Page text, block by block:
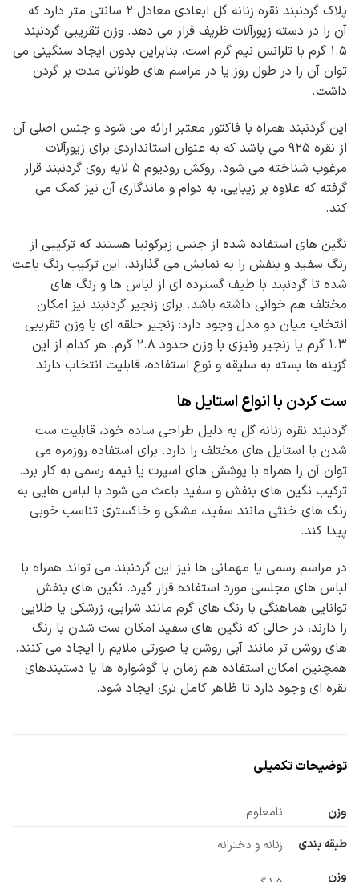
پلاک گردنبند نقره زنانه گل ابعادی معادل ۲ سانتی متر دارد که
آن را در دسته زیورآلات ظریف قرار می دهد. وزن تقریبی گردنبند
۱.۵ گرم با تلرانس نیم گرم است، بنابراین بدون ایجاد سنگینی می
توان آن را در طول روز یا در مراسم های طولانی مدت بر گردن
داشت.
این گردنبند همراه با فاکتور معتبر ارائه می شود و جنس اصلی آن
از نقره ۹۲۵ می باشد که به عنوان استانداردی برای زیورآلات
مرغوب شناخته می شود. روکش رودیوم ۵ لایه روی گردنبند قرار
گرفته که علاوه بر زیبایی، به دوام و ماندگاری آن نیز کمک می
کند.
نگین های استفاده شده از جنس زیرکونیا هستند که ترکیبی از
رنگ سفید و بنفش را به نمایش می گذارند. این ترکیب رنگ باعث
شده تا گردنبند با طیف گسترده ای از لباس ها و رنگ های
مختلف هم خوانی داشته باشد. برای زنجیر گردنبند نیز امکان
انتخاب میان دو مدل وجود دارد: زنجیر حلقه ای با وزن تقریبی
۱.۳ گرم یا زنجیر ونیزی با وزن حدود ۲.۸ گرم. هر کدام از این
گزینه ها بسته به سلیقه و نوع استفاده، قابلیت انتخاب دارند.
ست کردن با انواع استایل ها
گردنبند نقره زنانه گل به دلیل طراحی ساده خود، قابلیت ست
شدن با استایل های مختلف را دارد. برای استفاده روزمره می
توان آن را همراه با پوشش های اسپرت یا نیمه رسمی به کار برد.
ترکیب نگین های بنفش و سفید باعث می شود با لباس هایی به
رنگ های خنثی مانند سفید، مشکی و خاکستری تناسب خوبی
پیدا کند.
در مراسم رسمی یا مهمانی ها نیز این گردنبند می تواند همراه با
لباس های مجلسی مورد استفاده قرار گیرد. نگین های بنفش
توانایی هماهنگی با رنگ های گرم مانند شرابی، زرشکی یا طلایی
را دارند، در حالی که نگین های سفید امکان ست شدن با رنگ
های روشن تر مانند آبی روشن یا صورتی ملایم را ایجاد می کنند.
همچنین امکان استفاده هم زمان با گوشواره ها یا دستبندهای
نقره ای وجود دارد تا ظاهر کامل تری ایجاد شود.
توضیحات تکمیلی
وزن
نامعلوم
طبقه بندی
زنانه و دخترانه
وزن